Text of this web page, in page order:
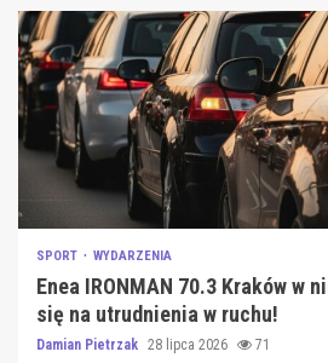
SPORT WYDARZENIA
Enea IRONMAN 70.3 Kraków w
się na utrudnienia w ruchu!
Damian Pietrzak 28 lipca 2026 71